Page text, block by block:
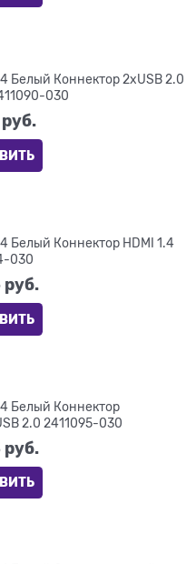
Белый Коннектор 2хUSB 2.0
030
руб.
Белый Коннектор HDMI 1.4
030
руб.
Белый Коннектор
2.0 2411095-030
руб.